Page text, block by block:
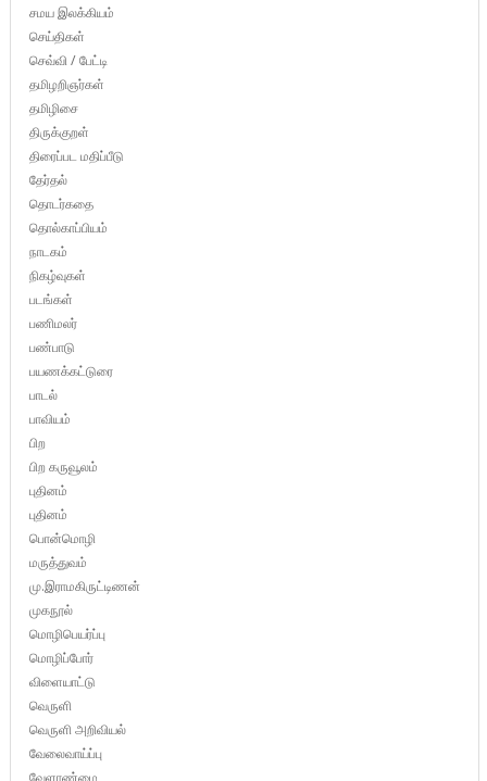
சமய இலக்கியம்
செய்திகள்
செவ்வி / பேட்டி
தமிழறிஞர்கள்
தமிழிசை
திருக்குறள்
திரைப்பட மதிப்பீடு
தேர்தல்
தொடர்கதை
தொல்காப்பியம்
நாடகம்
நிகழ்வுகள்
படங்கள்
பணிமலர்
பண்பாடு
பயணக்கட்டுரை
பாடல்
பாவியம்
பிற
பிற கருவூலம்
புதினம்
புதினம்
பொன்மொழி
மருத்துவம்
மு.இராமகிருட்டிணன்
முகநூல்
மொழிபெயர்ப்பு
மொழிப்போர்
விளையாட்டு
வெருளி
வெருளி அறிவியல்
வேலைவாய்ப்பு
வேளாண்மை